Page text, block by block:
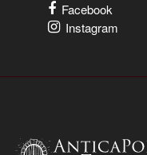
Facebook
Instagram